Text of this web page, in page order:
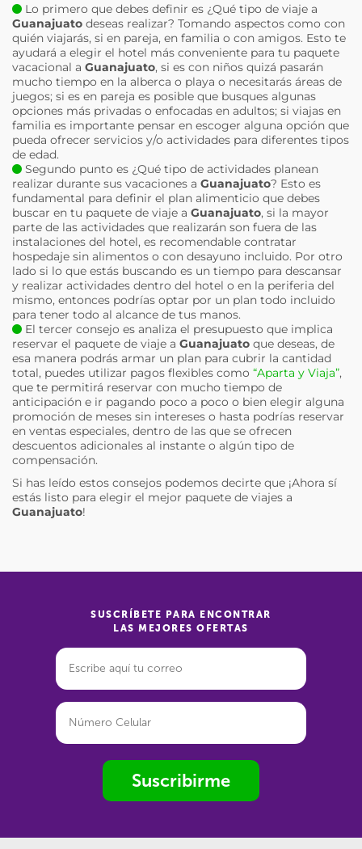
Lo primero que debes definir es ¿Qué tipo de viaje a
Guanajuato deseas realizar? Tomando aspectos como con
quién viajarás, si en pareja, en familia o con amigos. Esto te
ayudará a elegir el hotel más conveniente para tu paquete
vacacional a Guanajuato, si es con niños quizá pasarán
mucho tiempo en la alberca o playa o necesitarás áreas de
juegos; si es en pareja es posible que busques algunas
opciones más privadas o enfocadas en adultos; si viajas en
familia es importante pensar en escoger alguna opción que
pueda ofrecer servicios y/o actividades para diferentes tipos
de edad.
Segundo punto es ¿Qué tipo de actividades planean
realizar durante sus vacaciones a Guanajuato? Esto es
fundamental para definir el plan alimenticio que debes
buscar en tu paquete de viaje a Guanajuato, si la mayor
parte de las actividades que realizarán son fuera de las
instalaciones del hotel, es recomendable contratar
hospedaje sin alimentos o con desayuno incluido. Por otro
lado si lo que estás buscando es un tiempo para descansar
y realizar actividades dentro del hotel o en la periferia del
mismo, entonces podrías optar por un plan todo incluido
para tener todo al alcance de tus manos.
El tercer consejo es analiza el presupuesto que implica
reservar el paquete de viaje a Guanajuato que deseas, de
esa manera podrás armar un plan para cubrir la cantidad
total, puedes utilizar pagos flexibles como “Aparta y Viaja”,
que te permitirá reservar con mucho tiempo de
anticipación e ir pagando poco a poco o bien elegir alguna
promoción de meses sin intereses o hasta podrías reservar
en ventas especiales, dentro de las que se ofrecen
descuentos adicionales al instante o algún tipo de
compensación.
Si has leído estos consejos podemos decirte que ¡Ahora sí
estás listo para elegir el mejor paquete de viajes a
Guanajuato!
SUSCRÍBETE PARA ENCONTRAR
LAS MEJORES OFERTAS
Suscribirme